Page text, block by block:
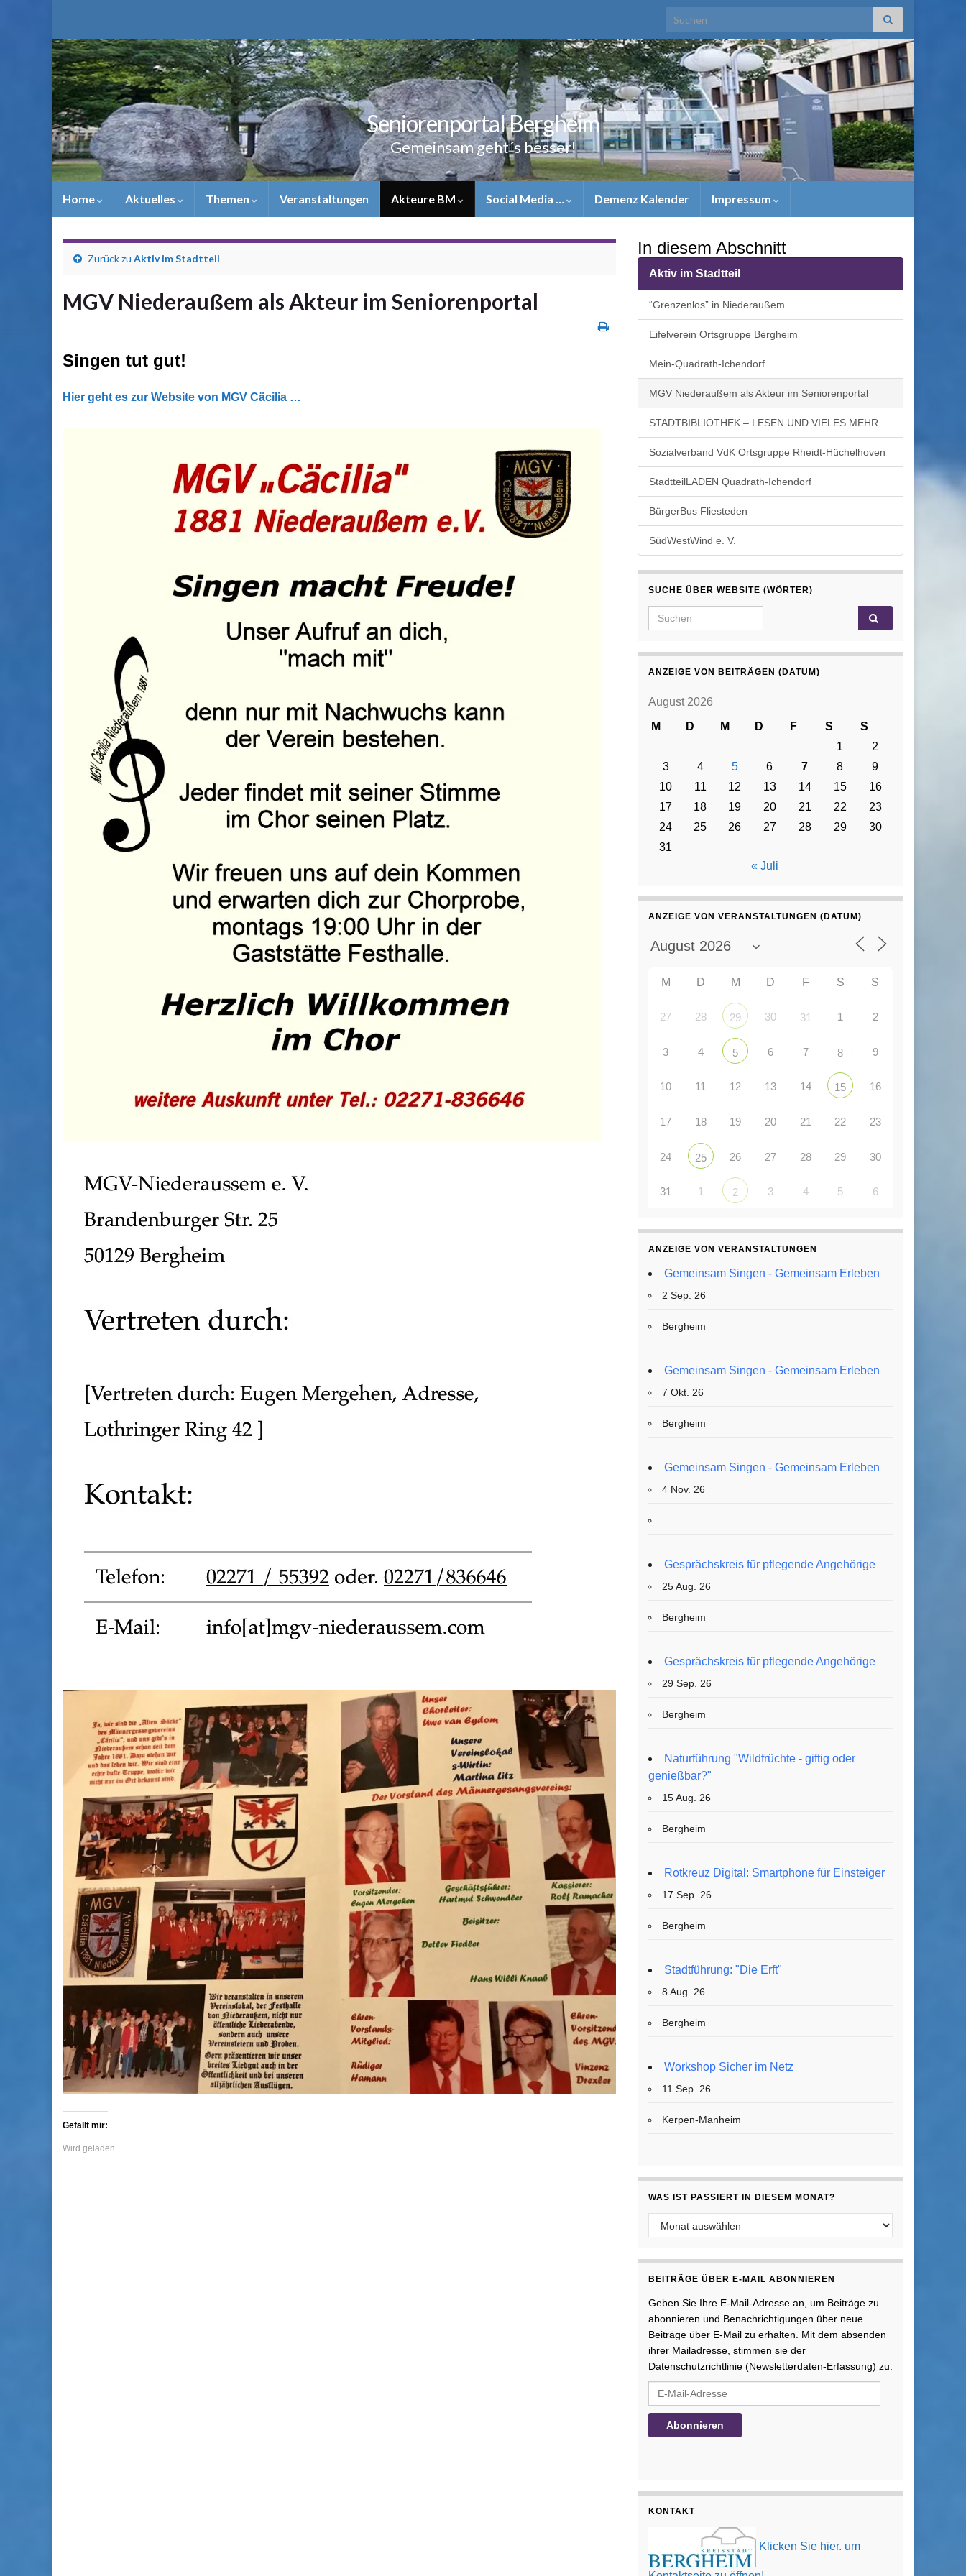
Search for:
Seniorenportal Bergheim
Gemeinsam geht´s besser!
Home Aktuelles Themen Veranstaltungen Akteure BM Social Media … Demenz Kalender Impressum
Zurück zu Aktiv im Stadtteil
MGV Niederaußem als Akteur im Seniorenportal
Singen tut gut!
Hier geht es zur Website von MGV Cäcilia …
Gefällt mir:
Wird geladen …
In diesem Abschnitt
Aktiv im Stadtteil
“Grenzenlos” in Niederaußem
Eifelverein Ortsgruppe Bergheim
Mein-Quadrath-Ichendorf
MGV Niederaußem als Akteur im Seniorenportal
STADTBIBLIOTHEK – LESEN UND VIELES MEHR
Sozialverband VdK Ortsgruppe Rheidt-Hüchelhoven
StadtteilLADEN Quadrath-Ichendorf
BürgerBus Fliesteden
SüdWestWind e. V.
SUCHE ÜBER WEBSITE (WÖRTER)
Search for:
ANZEIGE VON BEITRÄGEN (DATUM)
August 2026
M
D M D F S
S
1
2
3
4 5 6 7 8
9
10
11 12 13 14 15
16
17
18 19 20 21 22
23
24
25 26 27 28 29
30
31
« Juli
ANZEIGE VON VERANSTALTUNGEN (DATUM)
M D M D F S S
27 28 29 30 31 1 2
3 4 5 6 7 8 9
10 11 12 13 14 15 16
17 18 19 20 21 22 23
24 25 26 27 28 29 30
31 1 2 3 4 5 6
ANZEIGE VON VERANSTALTUNGEN
Gemeinsam Singen - Gemeinsam Erleben
2 Sep. 26
Bergheim
Gemeinsam Singen - Gemeinsam Erleben
7 Okt. 26
Bergheim
Gemeinsam Singen - Gemeinsam Erleben
4 Nov. 26
Gesprächskreis für pflegende Angehörige
25 Aug. 26
Bergheim
Gesprächskreis für pflegende Angehörige
29 Sep. 26
Bergheim
Naturführung "Wildfrüchte - giftig oder
genießbar?"
15 Aug. 26
Bergheim
Rotkreuz Digital: Smartphone für Einsteiger
17 Sep. 26
Bergheim
Stadtführung: "Die Erft"
8 Aug. 26
Bergheim
Workshop Sicher im Netz
11 Sep. 26
Kerpen-Manheim
WAS IST PASSIERT IN DIESEM MONAT?
Was ist passiert in diesem Monat?
BEITRÄGE ÜBER E-MAIL ABONNIEREN
Geben Sie Ihre E-Mail-Adresse an, um Beiträge zu
abonnieren und Benachrichtigungen über neue
Beiträge über E-Mail zu erhalten. Mit dem absenden
ihrer Mailadresse, stimmen sie der
Datenschutzrichtlinie (Newsletterdaten-Erfassung) zu.
E-Mail-Adresse
Abonnieren
KONTAKT
Klicken Sie hier. um